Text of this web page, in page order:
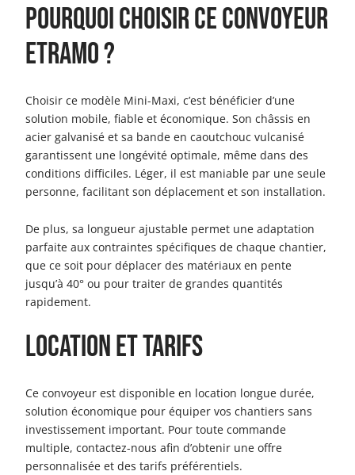
Pourquoi choisir ce convoyeur
Etramo ?
Choisir ce modèle Mini-Maxi, c’est bénéficier d’une
solution mobile, fiable et économique. Son châssis en
acier galvanisé et sa bande en caoutchouc vulcanisé
garantissent une longévité optimale, même dans des
conditions difficiles. Léger, il est maniable par une seule
personne, facilitant son déplacement et son installation.
De plus, sa longueur ajustable permet une adaptation
parfaite aux contraintes spécifiques de chaque chantier,
que ce soit pour déplacer des matériaux en pente
jusqu’à 40° ou pour traiter de grandes quantités
rapidement.
Location et tarifs
Ce convoyeur est disponible en location longue durée,
solution économique pour équiper vos chantiers sans
investissement important. Pour toute commande
multiple, contactez-nous afin d’obtenir une offre
personnalisée et des tarifs préférentiels.